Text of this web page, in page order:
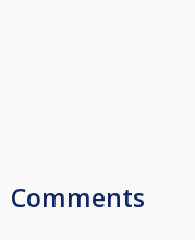
Comments